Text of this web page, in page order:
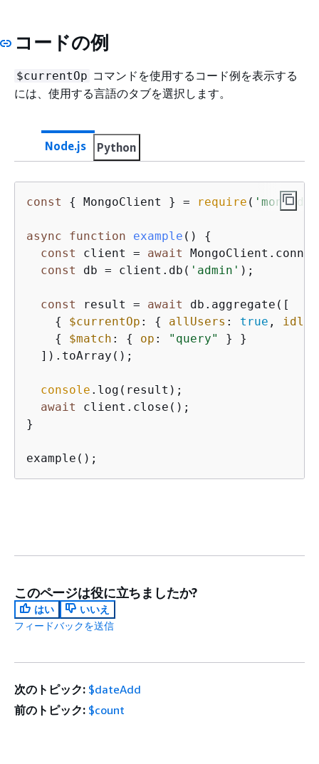
コードの例
$currentOp コマンドを使用するコード例を表示する
には、使用する言語のタブを選択します。
Node.js Python
const { MongoClient } = require ( 'mongodb'
async function example ( ) {
const
client = await
const
db = client.db( 'admin' );
const result = await
db.aggregate([
{
$currentOp : { allUsers : true ,
{
$match : { op : "query"
} }
  ]).toArray();
console .log(result);
await
client.close();
}
example();
このページは役に立ちましたか?
はい
いいえ
フィードバックを送信
次のトピック: $dateAdd
前のトピック: $count